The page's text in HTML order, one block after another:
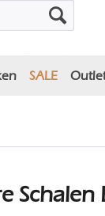
SALE
Schalen